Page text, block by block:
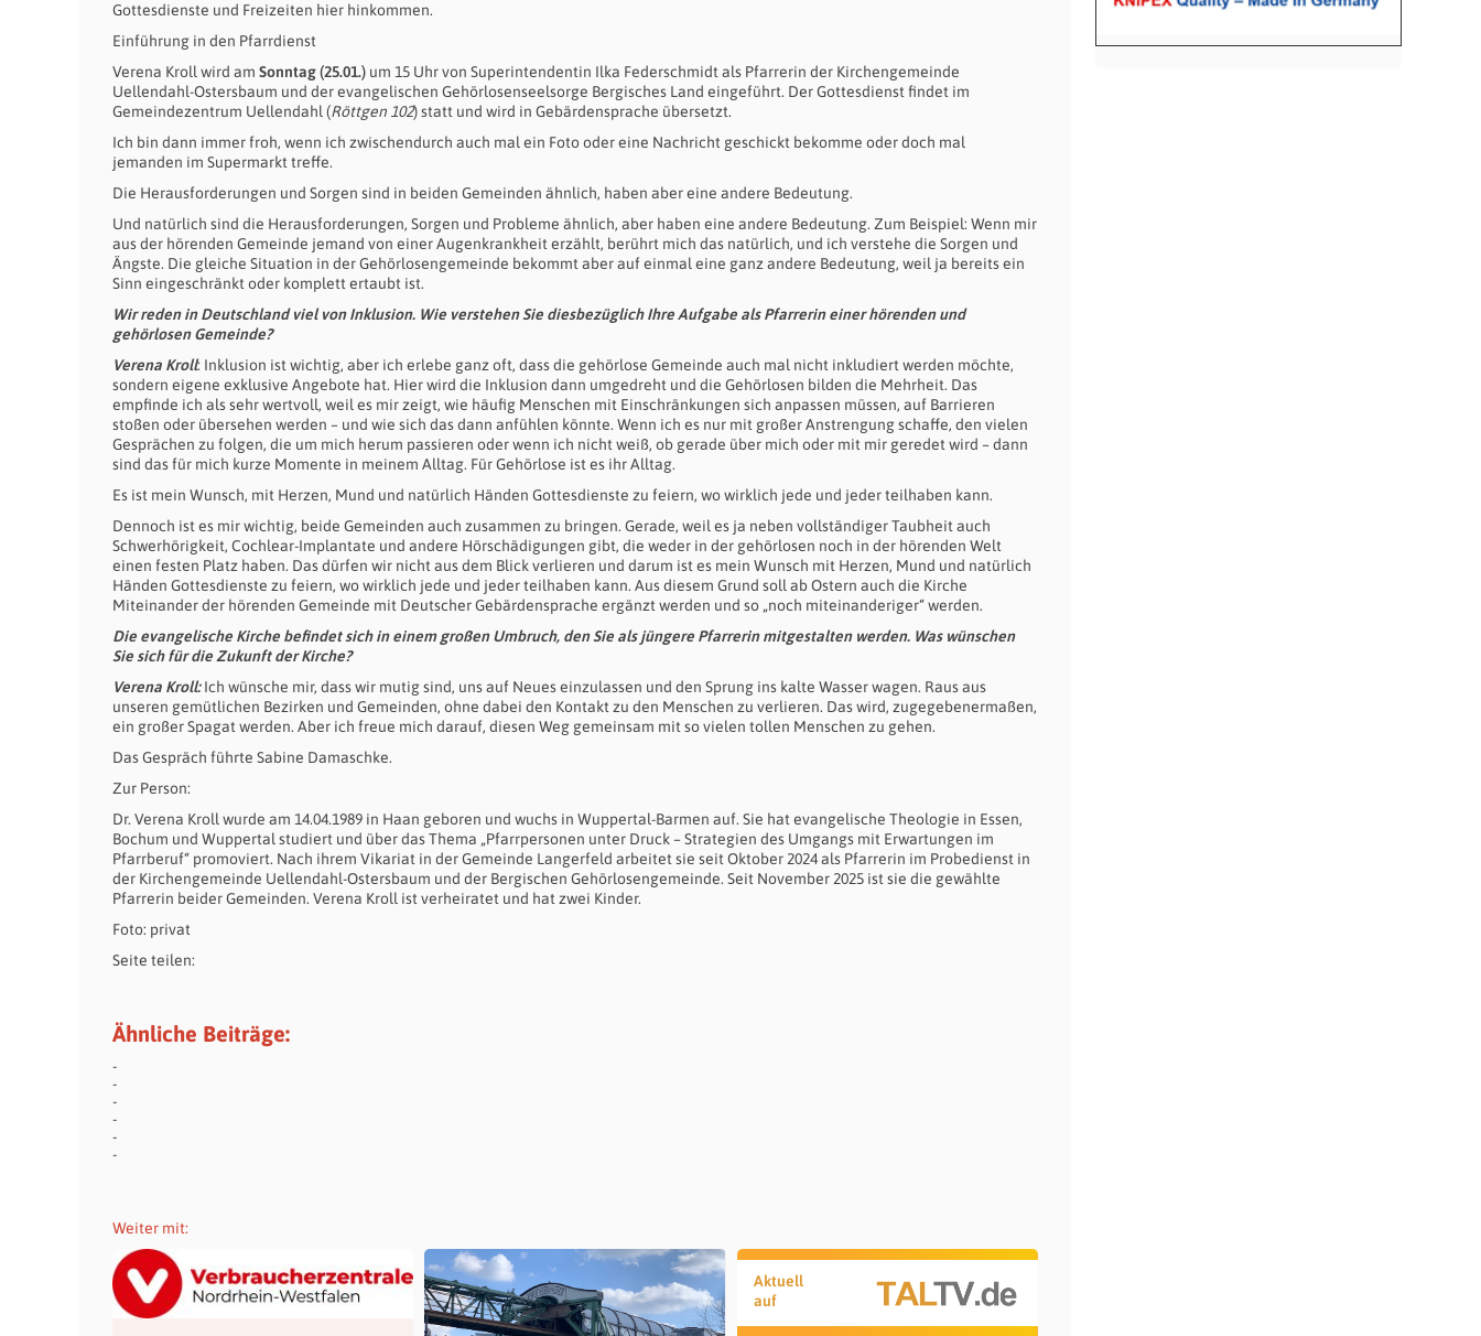
Gottesdienste und Freizeiten hier hinkommen.
Einführung in den Pfarrdienst
Verena Kroll wird am Sonntag (25.01.) um 15 Uhr von Superintendentin Ilka Federschmidt als Pfarrerin der Kirchengemeinde
Uellendahl-Ostersbaum und der evangelischen Gehörlosenseelsorge Bergisches Land eingeführt. Der Gottesdienst findet im
Gemeindezentrum Uellendahl (Röttgen 102) statt und wird in Gebärdensprache übersetzt.
Ich bin dann immer froh, wenn ich zwischendurch auch mal ein Foto oder eine Nachricht geschickt bekomme oder doch mal
jemanden im Supermarkt treffe.
Die Herausforderungen und Sorgen sind in beiden Gemeinden ähnlich, haben aber eine andere Bedeutung.
Und natürlich sind die Herausforderungen, Sorgen und Probleme ähnlich, aber haben eine andere Bedeutung. Zum Beispiel: Wenn mir
aus der hörenden Gemeinde jemand von einer Augenkrankheit erzählt, berührt mich das natürlich, und ich verstehe die Sorgen und
Ängste. Die gleiche Situation in der Gehörlosengemeinde bekommt aber auf einmal eine ganz andere Bedeutung, weil ja bereits ein
Sinn eingeschränkt oder komplett ertaubt ist.
Wir reden in Deutschland viel von Inklusion. Wie verstehen Sie diesbezüglich Ihre Aufgabe als Pfarrerin einer hörenden und
gehörlosen Gemeinde?
Verena Kroll: Inklusion ist wichtig, aber ich erlebe ganz oft, dass die gehörlose Gemeinde auch mal nicht inkludiert werden möchte,
sondern eigene exklusive Angebote hat. Hier wird die Inklusion dann umgedreht und die Gehörlosen bilden die Mehrheit. Das
empfinde ich als sehr wertvoll, weil es mir zeigt, wie häufig Menschen mit Einschränkungen sich anpassen müssen, auf Barrieren
stoßen oder übersehen werden – und wie sich das dann anfühlen könnte. Wenn ich es nur mit großer Anstrengung schaffe, den vielen
Gesprächen zu folgen, die um mich herum passieren oder wenn ich nicht weiß, ob gerade über mich oder mit mir geredet wird – dann
sind das für mich kurze Momente in meinem Alltag. Für Gehörlose ist es ihr Alltag.
Es ist mein Wunsch, mit Herzen, Mund und natürlich Händen Gottesdienste zu feiern, wo wirklich jede und jeder teilhaben kann.
Dennoch ist es mir wichtig, beide Gemeinden auch zusammen zu bringen. Gerade, weil es ja neben vollständiger Taubheit auch
Schwerhörigkeit, Cochlear-Implantate und andere Hörschädigungen gibt, die weder in der gehörlosen noch in der hörenden Welt
einen festen Platz haben. Das dürfen wir nicht aus dem Blick verlieren und darum ist es mein Wunsch mit Herzen, Mund und natürlich
Händen Gottesdienste zu feiern, wo wirklich jede und jeder teilhaben kann. Aus diesem Grund soll ab Ostern auch die Kirche
Miteinander der hörenden Gemeinde mit Deutscher Gebärdensprache ergänzt werden und so „noch miteinanderiger“ werden.
Die evangelische Kirche befindet sich in einem großen Umbruch, den Sie als jüngere Pfarrerin mitgestalten werden. Was wünschen
Sie sich für die Zukunft der Kirche?
Verena Kroll:Ich wünsche mir, dass wir mutig sind, uns auf Neues einzulassen und den Sprung ins kalte Wasser wagen. Raus aus
unseren gemütlichen Bezirken und Gemeinden, ohne dabei den Kontakt zu den Menschen zu verlieren. Das wird, zugegebenermaßen,
ein großer Spagat werden. Aber ich freue mich darauf, diesen Weg gemeinsam mit so vielen tollen Menschen zu gehen.
Das Gespräch führte Sabine Damaschke.
Zur Person:
Dr. Verena Kroll wurde am 14.04.1989 in Haan geboren und wuchs in Wuppertal-Barmen auf. Sie hat evangelische Theologie in Essen,
Bochum und Wuppertal studiert und über das Thema „Pfarrpersonen unter Druck – Strategien des Umgangs mit Erwartungen im
Pfarrberuf“ promoviert. Nach ihrem Vikariat in der Gemeinde Langerfeld arbeitet sie seit Oktober 2024 als Pfarrerin im Probedienst in
der Kirchengemeinde Uellendahl-Ostersbaum und der Bergischen Gehörlosengemeinde. Seit November 2025 ist sie die gewählte
Pfarrerin beider Gemeinden. Verena Kroll ist verheiratet und hat zwei Kinder.
Foto: privat
Seite teilen:
Ähnliche Beiträge:
Weiter mit:
Aktuell
auf